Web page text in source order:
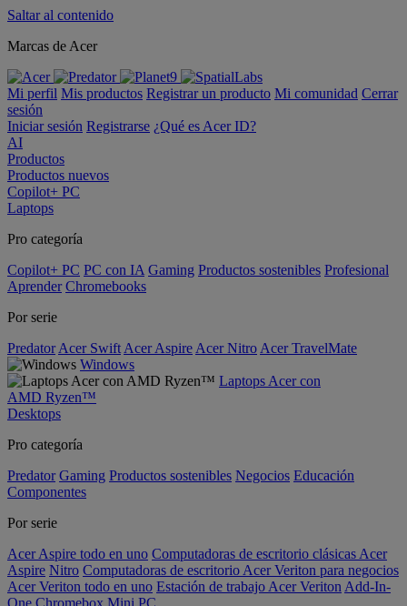
Saltar al contenido
Marcas de Acer
Mi perfil Mis productos Registrar un producto Mi comunidad Cerrar
sesión
Iniciar sesión Registrarse ¿Qué es Acer ID?
AI
Productos
Productos nuevos
Copilot+ PC
Laptops
Pro categoría
Copilot+ PC PC con IA Gaming Productos sostenibles Profesional
Aprender Chromebooks
Por serie
Predator Acer Swift Acer Aspire Acer Nitro Acer TravelMate
Windows
Laptops Acer con
AMD Ryzen™
Desktops
Pro categoría
Predator Gaming Productos sostenibles Negocios Educación
Componentes
Por serie
Acer Aspire todo en uno Computadoras de escritorio clásicas Acer
Aspire Nitro Computadoras de escritorio Acer Veriton para negocios
Acer Veriton todo en uno Estación de trabajo Acer Veriton Add-In-
One Chromebox Mini PC